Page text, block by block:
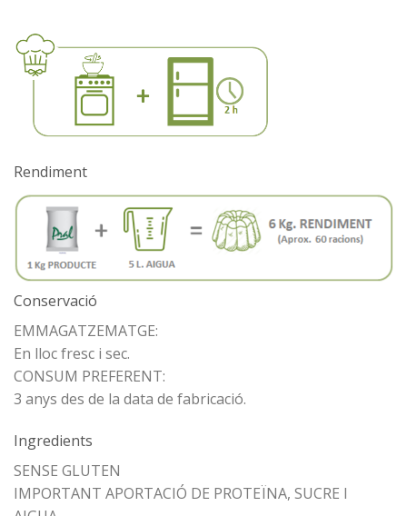
Rendiment
Conservació
EMMAGATZEMATGE:
En lloc fresc i sec.
CONSUM PREFERENT:
3 anys des de la data de fabricació.
Ingredients
SENSE GLUTEN
IMPORTANT APORTACIÓ DE PROTEÏNA, SUCRE I